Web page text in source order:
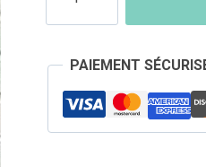
Robe
de
Mort
Fleurie
PAIEMENT